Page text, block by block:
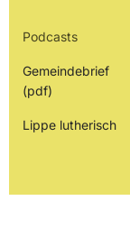
Podcasts
Gemeindebrief
(pdf)
Lippe lutherisch